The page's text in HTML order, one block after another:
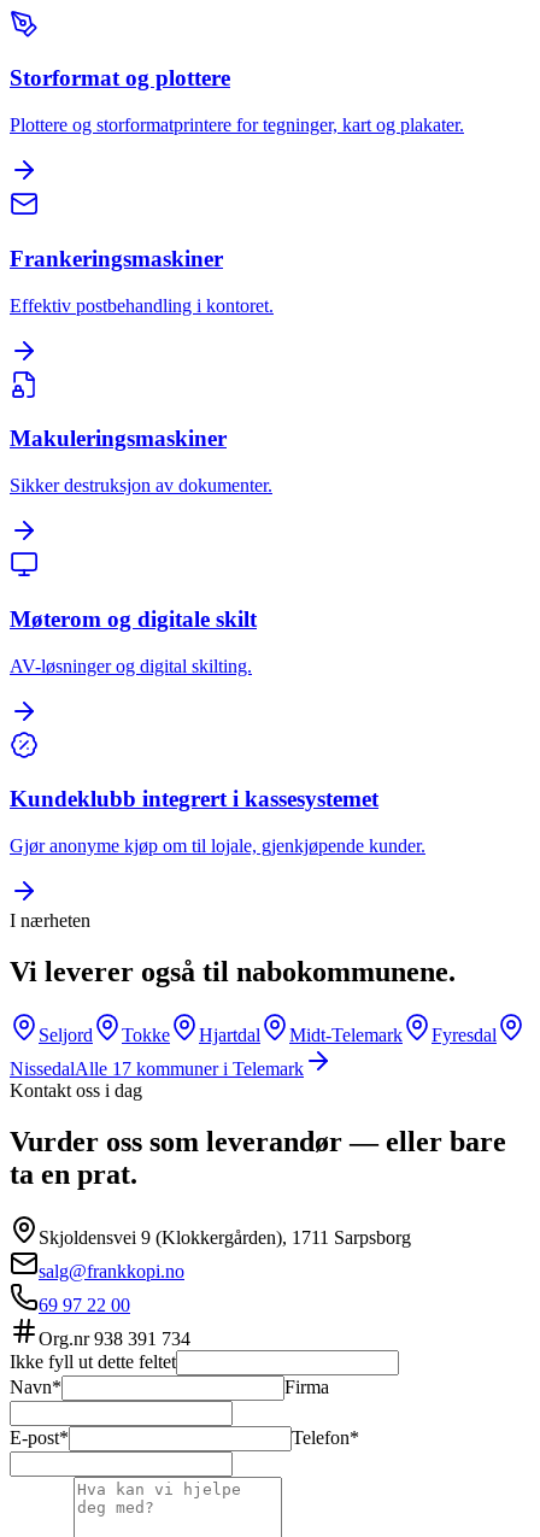
Storformat og plottere
Plottere og storformatprintere for tegninger, kart og plakater.
Frankeringsmaskiner
Effektiv postbehandling i kontoret.
Makuleringsmaskiner
Sikker destruksjon av dokumenter.
Møterom og digitale skilt
AV-løsninger og digital skilting.
Kundeklubb integrert i kassesystemet
Gjør anonyme kjøp om til lojale, gjenkjøpende kunder.
I nærheten
Vi leverer også til nabokommunene.
Seljord Tokke Hjartdal Midt-Telemark
Fyresdal
NissedalAlle 17 kommuner i Telemark
Kontakt oss i dag
Vurder oss som leverandør — eller bare
ta en prat.
Skjoldensvei 9 (Klokkergården), 1711 Sarpsborg
salg@frankkopi.no
69 97 22 00
Org.nr938 391 734
Ikke fyll ut dette feltet
Navn*
Firma
E-post* Telefon*